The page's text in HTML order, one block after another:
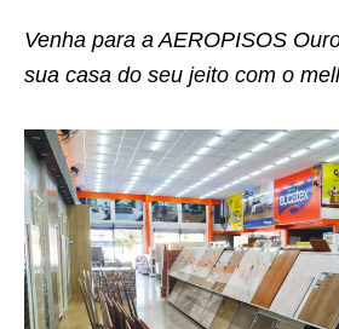
Venha para a AEROPISOS
sua casa do seu jeito com o